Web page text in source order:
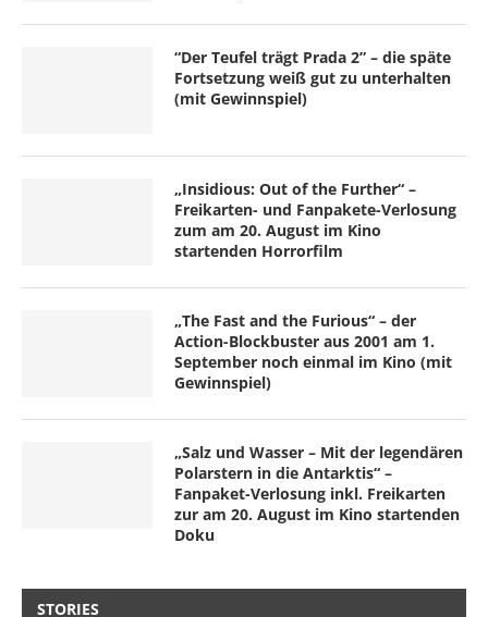
“Der Teufel trägt Prada 2” – die späte
Fortsetzung weiß gut zu unterhalten
(mit Gewinnspiel)
„Insidious: Out of the Further“ –
Freikarten- und Fanpakete-Verlosung
zum am 20. August im Kino
startenden Horrorfilm
„The Fast and the Furious“ – der
Action-Blockbuster aus 2001 am 1.
September noch einmal im Kino (mit
Gewinnspiel)
„Salz und Wasser – Mit der legendären
Polarstern in die Antarktis“ –
Fanpaket-Verlosung inkl. Freikarten
zur am 20. August im Kino startenden
Doku
STORIES